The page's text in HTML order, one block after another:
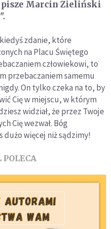
pisze Marcin Zieliński
zdanie, które
na Placu Świętego
człowiekowi, to
przebaczaniem samemu
On tylko czeka na to, by
Cię w miejscu, w którym
widział, że przez Twoje
Cię wezwał. Bóg
dużo więcej niż sądzimy!
POLECA